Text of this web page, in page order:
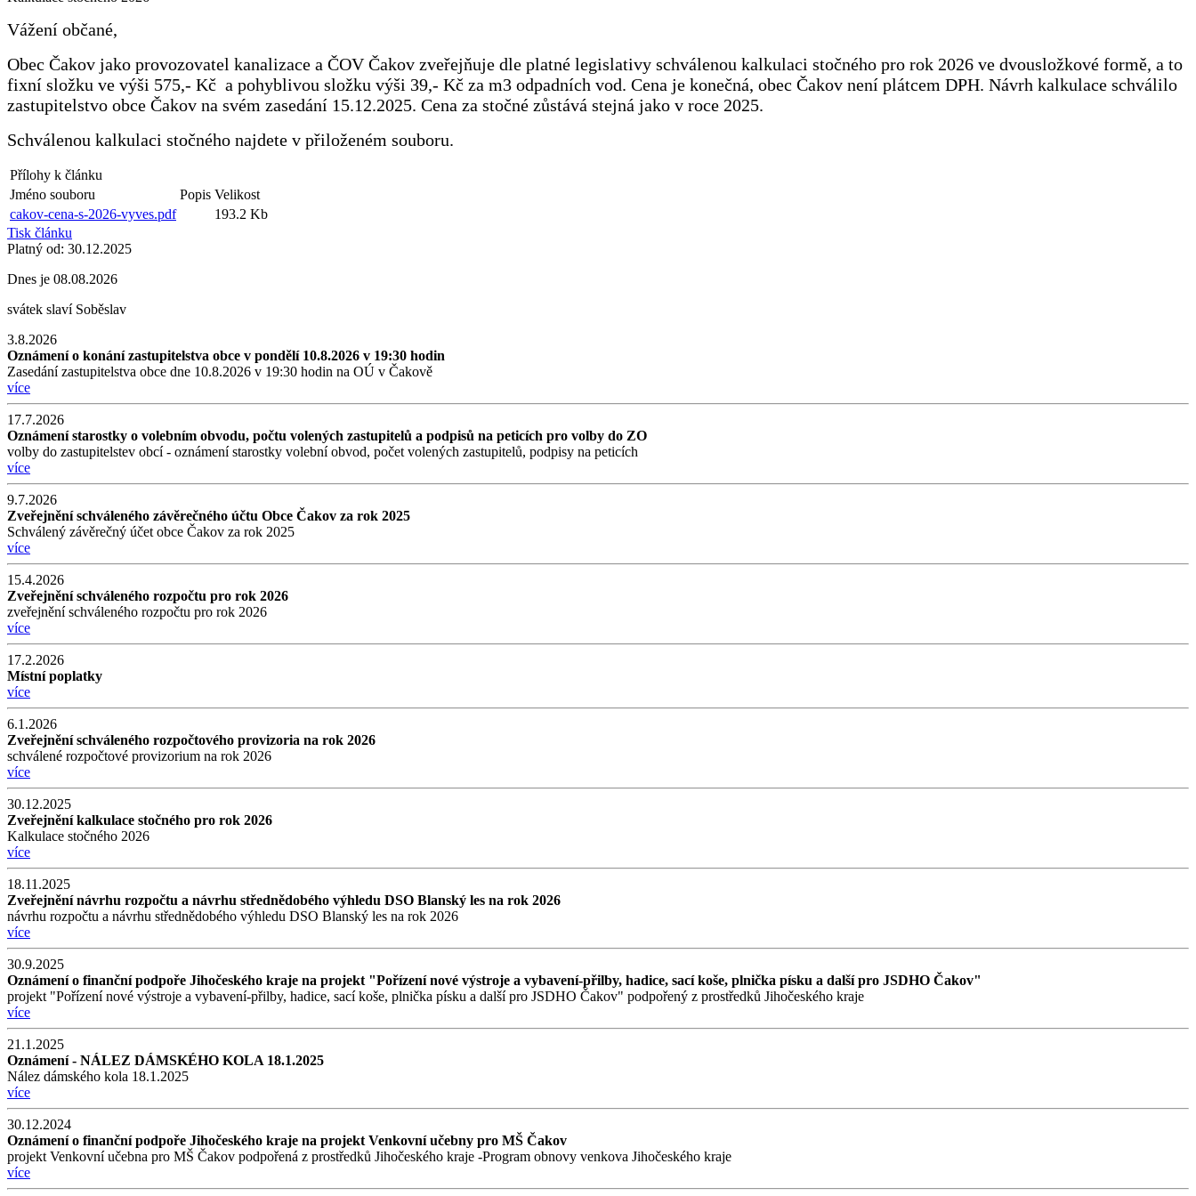
Vážení občané,
Obec Čakov jako provozovatel kanalizace a ČOV Čakov zveřejňuje dle platné legislativy schválenou kalkulaci stočného pro rok 2026 ve dvousložkové formě, a to
fixní složku ve výši 575,- Kč a pohyblivou složku výši 39,- Kč za m3 odpadních vod. Cena je konečná, obec Čakov není plátcem DPH. Návrh kalkulace schválilo
zastupitelstvo obce Čakov na svém zasedání 15.12.2025. Cena za stočné zůstává stejná jako v roce 2025.
Schválenou kalkulaci stočného najdete v přiloženém souboru.
Přílohy k článku
Jméno souboru
Popis Velikost
cakov-cena-s-2026-vyves.pdf
193.2 Kb
Tisk článku
Platný od: 30.12.2025
Dnes je 08.08.2026
svátek slavíSoběslav
3.8.2026
Oznámení o konání zastupitelstva obce v pondělí 10.8.2026 v 19:30 hodin
Zasedání zastupitelstva obce dne 10.8.2026 v 19:30 hodin na OÚ v Čakově
více
17.7.2026
Oznámení starostky o volebním obvodu, počtu volených zastupitelů a podpisů na peticích pro volby do ZO
volby do zastupitelstev obcí - oznámení starostky volební obvod, počet volených zastupitelů, podpisy na peticích
více
9.7.2026
Zveřejnění schváleného závěrečného účtu Obce Čakov za rok 2025
Schválený závěrečný účet obce Čakov za rok 2025
více
15.4.2026
Zveřejnění schváleného rozpočtu pro rok 2026
zveřejnění schváleného rozpočtu pro rok 2026
více
17.2.2026
Místní poplatky
více
6.1.2026
Zveřejnění schváleného rozpočtového provizoria na rok 2026
schválené rozpočtové provizorium na rok 2026
více
30.12.2025
Zveřejnění kalkulace stočného pro rok 2026
Kalkulace stočného 2026
více
18.11.2025
Zveřejnění návrhu rozpočtu a návrhu střednědobého výhledu DSO Blanský les na rok 2026
návrhu rozpočtu a návrhu střednědobého výhledu DSO Blanský les na rok 2026
více
30.9.2025
Oznámení o finanční podpoře Jihočeského kraje na projekt "Pořízení nové výstroje a vybavení-přilby, hadice, sací koše, plnička písku a další pro JSDHO Čakov"
projekt "Pořízení nové výstroje a vybavení-přilby, hadice, sací koše, plnička písku a další pro JSDHO Čakov" podpořený z prostředků Jihočeského kraje
více
21.1.2025
Oznámení - NÁLEZ DÁMSKÉHO KOLA 18.1.2025
Nález dámského kola 18.1.2025
více
30.12.2024
Oznámení o finanční podpoře Jihočeského kraje na projekt Venkovní učebny pro MŠ Čakov
projekt Venkovní učebna pro MŠ Čakov podpořená z prostředků Jihočeského kraje -Program obnovy venkova Jihočeského kraje
více